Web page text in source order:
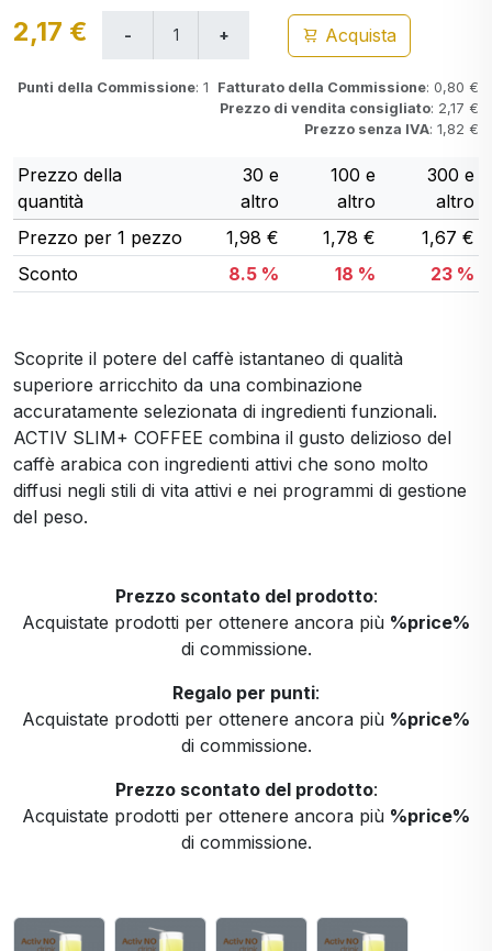
2,17 € Acquista
Punti della Commissione: 1 Fatturato della Commissione: 0,80 €
Prezzo di vendita consigliato: 2,17 €
Prezzo senza IVA: 1,82 €
Prezzo della
quantità
30 e
altro
100 e
altro
300 e
altro
Prezzo per 1 pezzo
1,98 € 1,78 €
1,67 €
Sconto
8.5 % 18 % 23 %
Scoprite il potere del caffè istantaneo di qualità
superiore arricchito da una combinazione
accuratamente selezionata di ingredienti funzionali.
ACTIV SLIM+ COFFEE combina il gusto delizioso del
caffè arabica con ingredienti attivi che sono molto
diffusi negli stili di vita attivi e nei programmi di gestione
del peso.
Prezzo scontato del prodotto:
Acquistate prodotti per ottenere ancora più %price%
di commissione.
Regalo per punti:
Acquistate prodotti per ottenere ancora più %price%
di commissione.
Prezzo scontato del prodotto:
Acquistate prodotti per ottenere ancora più %price%
di commissione.